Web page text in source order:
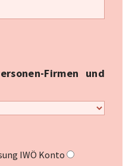
Firmen und
IWÖ Konto